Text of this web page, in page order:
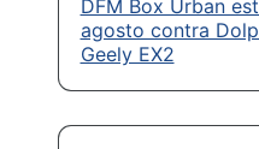
DFM Box Urban
agosto contra
Geely EX2